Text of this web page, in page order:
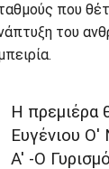
που
του
Η πρεμιέρα
Ευγένιου Ο'
Α' -Ο